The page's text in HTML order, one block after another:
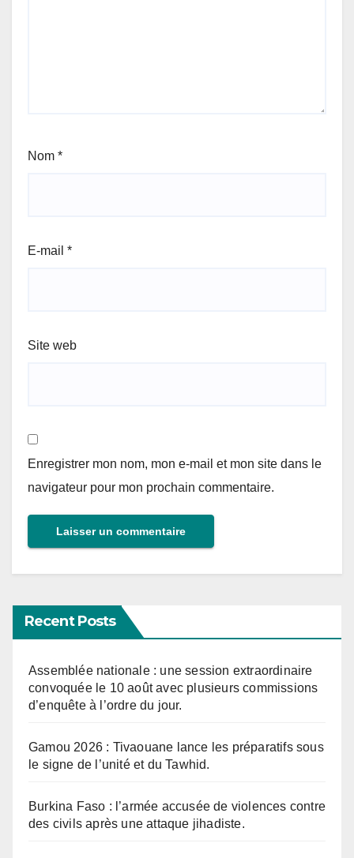
Nom *
E-mail *
Site web
Enregistrer mon nom, mon e-mail et mon site dans le
navigateur pour mon prochain commentaire.
Recent Posts
Assemblée nationale : une session extraordinaire
convoquée le 10 août avec plusieurs commissions
d’enquête à l’ordre du jour.
Gamou 2026 : Tivaouane lance les préparatifs sous
le signe de l’unité et du Tawhid.
Burkina Faso : l’armée accusée de violences contre
des civils après une attaque jihadiste.